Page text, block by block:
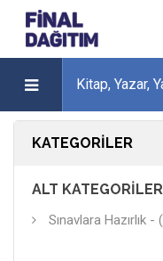
KATEGORILER
ALT KATEGORILER
Sınavlara Hazırlık -